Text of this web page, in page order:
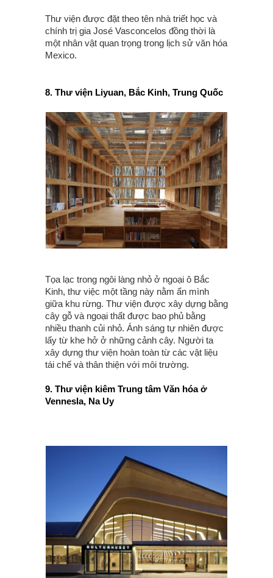
Thư viện được đặt theo tên nhà triết học và
chính trị gia José Vasconcelos đồng thời là
một nhân vật quan trọng trong lịch sử văn hóa
Mexico.
8. Thư viện Liyuan, Bắc Kinh, Trung Quốc
Tọa lạc trong ngôi làng nhỏ ở ngoại ô Bắc
Kinh, thư việc một tầng này nằm ẩn mình
giữa khu rừng. Thư viện được xây dựng bằng
cây gỗ và ngoại thất được bao phủ bằng
nhiều thanh củi nhỏ. Ánh sáng tự nhiên được
lấy từ khe hở ở những cảnh cây. Người ta
xây dựng thư viện hoàn toàn từ các vật liệu
tái chế và thân thiện với môi trường.
9. Thư viện kiêm Trung tâm Văn hóa ở
Vennesla, Na Uy